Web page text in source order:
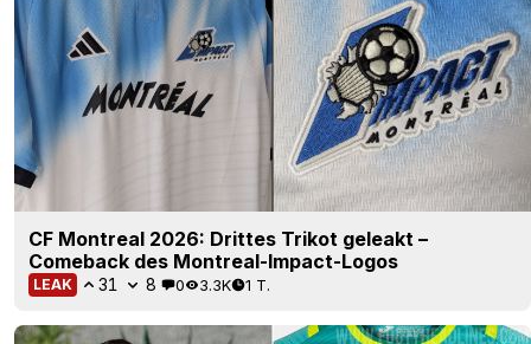
CF Montreal 2026: Drittes Trikot geleakt –
Comeback des Montreal-Impact-Logos
LEAK 31 8 0 3.3K 1 T.